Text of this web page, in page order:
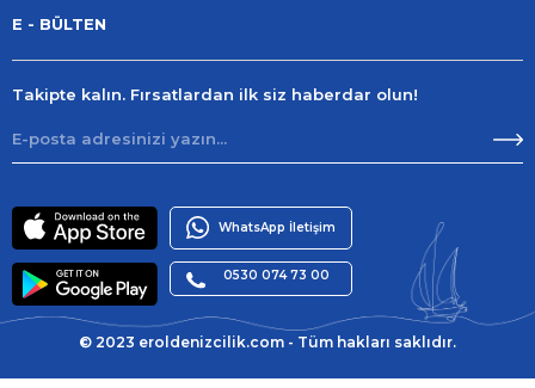
E - BÜLTEN
Takipte kalın. Fırsatlardan ilk siz haberdar olun!
WhatsApp İletişim
0530 074 73 00
© 2023 eroldenizcilik.com - Tüm hakları saklıdır.